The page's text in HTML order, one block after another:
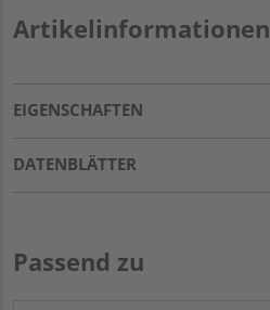
Artikelinformationen
EIGENSCHAFTEN
DATENBLÄTTER
Passend zu